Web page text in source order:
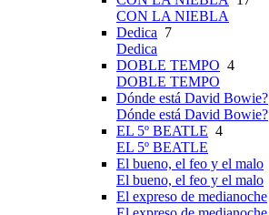
CON LA NIEBLA
Dedica 7
Dedica
DOBLE TEMPO 4
DOBLE TEMPO
Dónde está David Bowie?
Dónde está David Bowie?
EL 5º BEATLE 4
EL 5º BEATLE
El bueno, el feo y el malo
El bueno, el feo y el malo
El expreso de medianoche